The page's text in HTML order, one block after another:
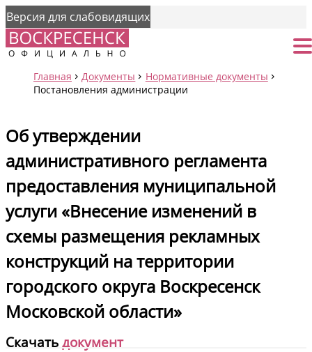
Версия для слабовидящих
Главная Документы
Нормативные документы
Постановления администрации
Об утверждении
административного регламента
предоставления муниципальной
услуги «Внесение изменений в
схемы размещения рекламных
конструкций на территории
городского округа Воскресенск
Московской области»
Скачатьдокумент